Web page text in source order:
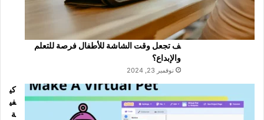
ف تجعل وقت الشاشة للأطفال فرصة للتعلم
والإبداع؟
نوفمبر 23, 2024
كي
في
ة